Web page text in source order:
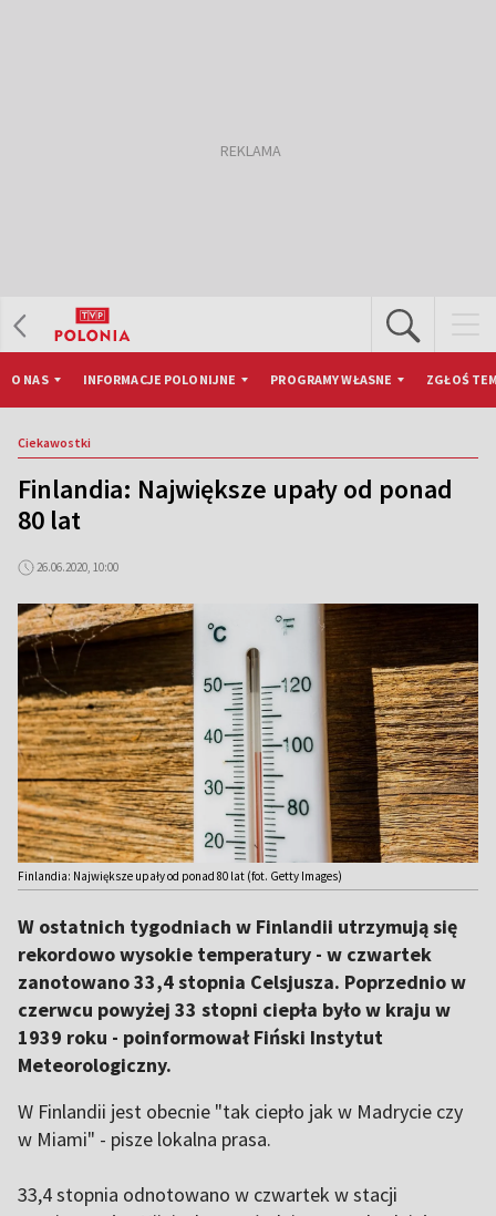
O NAS INFORMACJE POLONIJNE PROGRAMY WŁASNE ZGŁOŚ
Ciekawostki
Finlandia: Największe upały od ponad
80 lat
26.06.2020, 10:00
Finlandia: Największe upały od ponad 80 lat (fot. Getty Images)
W ostatnich tygodniach w Finlandii utrzymują się
rekordowo wysokie temperatury - w czwartek
zanotowano 33,4 stopnia Celsjusza. Poprzednio w
czerwcu powyżej 33 stopni ciepła było w kraju w
1939 roku - poinformował Fiński Instytut
Meteorologiczny.
W Finlandii jest obecnie "tak ciepło jak w Madrycie czy
w Miami" - pisze lokalna prasa.
33,4 stopnia odnotowano w czwartek w stacji